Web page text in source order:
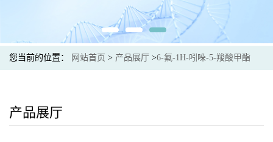
您当前的位置： 网站首页 > 产品展厅 >6-氟-1H-吲哚-5-羧酸甲酯
产品展厅